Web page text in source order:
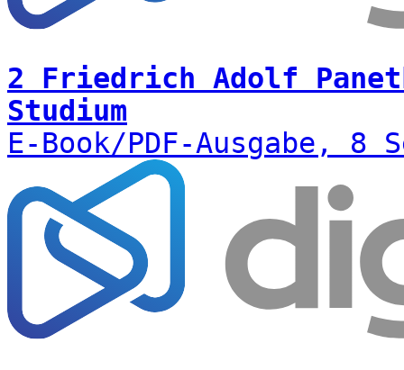
2 Friedrich Adolf
Studium
E-Book/PDF-Ausgabe,